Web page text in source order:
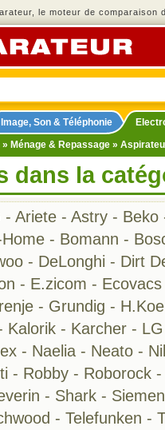
le moteur de comparaison
Image, Son & Téléphonie
» Ménage & Repassage »
dans la
- Ariete - Astry - Beko
- Bomann -
- DeLonghi - Dirt
- E.zicom - Ecovacs
- Grundig -
Kalorik - Karcher - LG
- Naelia - Neato -
- Robby - Roborock
- Shark -
- Telefunken -